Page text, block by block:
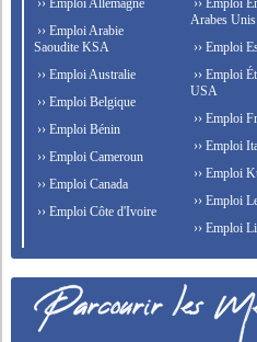
›› Emploi Allemagne
›› Emploi Arabie
Saoudite KSA
›› Emploi Australie
›› Emploi Belgique
›› Emploi Bénin
›› Emploi Cameroun
›› Emploi Canada
›› Emploi Côte d'Ivoire
›› Emploi
Arabes
›› Emploi
›› Emploi
USA
›› Emploi
›› Emploi
›› Emploi
›› Emploi
›› Emploi